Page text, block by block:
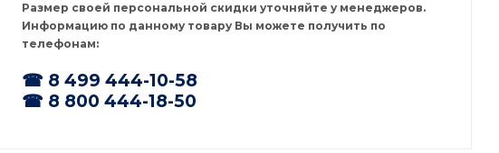
Размер своей персональной скидки уточняйте у менеджеров.
Информацию по данному товару Вы можете получить по
телефонам:
☎ 8 499 444-10-58
☎ 8 800 444-18-50